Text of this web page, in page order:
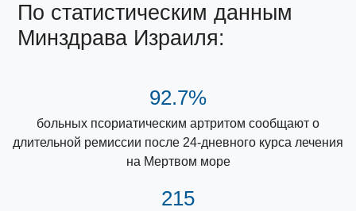
По статистическим данным
Минздрава Израиля:
92.7%
больных псориатическим артритом сообщают о
длительной ремиссии после 24-дневного курса лечения
на Мертвом море
215